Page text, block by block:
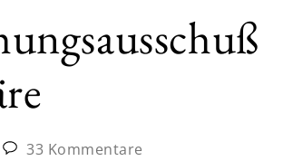
33 Kommentare